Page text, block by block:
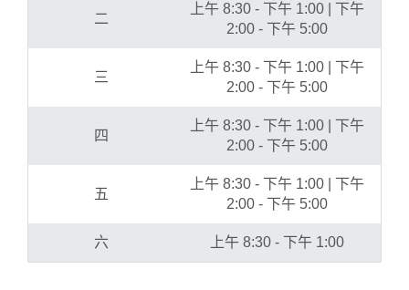
二
上午 8:30 - 下午 1:00 | 下午
2:00 - 下午 5:00
三
上午 8:30 - 下午 1:00 | 下午
2:00 - 下午 5:00
四
上午 8:30 - 下午 1:00 | 下午
2:00 - 下午 5:00
五
上午 8:30 - 下午 1:00 | 下午
2:00 - 下午 5:00
六 上午 8:30 - 下午 1:00